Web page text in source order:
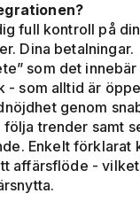
full kontroll på
Dina
som det
- som alltid är
genom
trender samt
Enkelt förklarat
affärsflöde -